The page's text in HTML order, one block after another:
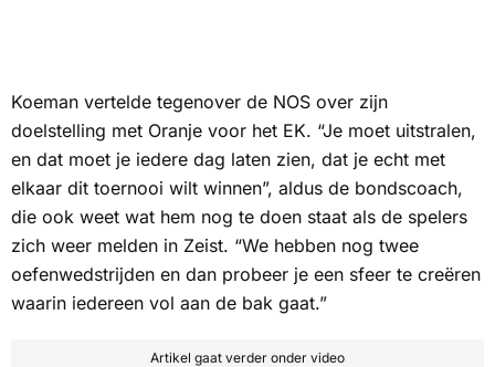
Koeman vertelde tegenover de NOS over zijn
doelstelling met Oranje voor het EK. “Je moet uitstralen,
en dat moet je iedere dag laten zien, dat je echt met
elkaar dit toernooi wilt winnen”, aldus de bondscoach,
die ook weet wat hem nog te doen staat als de spelers
zich weer melden in Zeist. “We hebben nog twee
oefenwedstrijden en dan probeer je een sfeer te creëren
waarin iedereen vol aan de bak gaat.”
Artikel gaat verder onder video